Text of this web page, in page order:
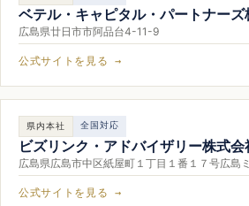
ベテル・キャピタル・パートナーズ
広島県廿日市市阿品台4-11-9
公式サイトを見る →
県内本社 全国対応
ビズリンク・アドバイザリー株式会
広島県広島市中区紙屋町１丁目１番１７号広島
公式サイトを見る →